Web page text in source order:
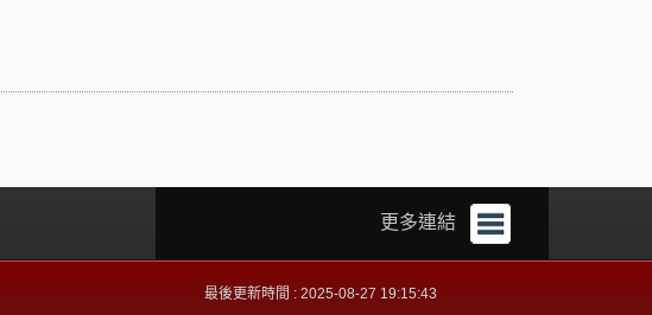
更多連結
最後更新時間 : 2025-08-27 19:15:43